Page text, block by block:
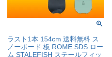
ラスト1本 154cm 送料無料 ス
ノーボード 板 ROME SDS ロー
ム STALEFISH ステールフィッ